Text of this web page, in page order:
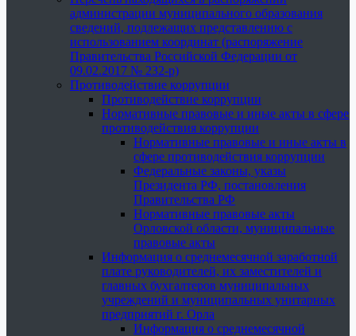
администрации муниципального образования
сведений, подлежащих представлению с
использованием координат (распоряжение
Правительства Российской Федерации от
09.02.2017 № 232-р)
Противодействие коррупции
Противодействие коррупции
Нормативные правовые и иные акты в сфере
противодействия коррупции
Нормативные правовые и иные акты в
сфере противодействия коррупции
Федеральные законы, указы
Президента РФ, постановления
Правительства РФ
Нормативные правовые акты
Орловской области, муниципальные
правовые акты
Информация о среднемесячной заработной
плате руководителей, их заместителей и
главных бухгалтеров муниципальных
учреждений и муниципальных унитарных
предприятий г. Орла
Информация о среднемесячной